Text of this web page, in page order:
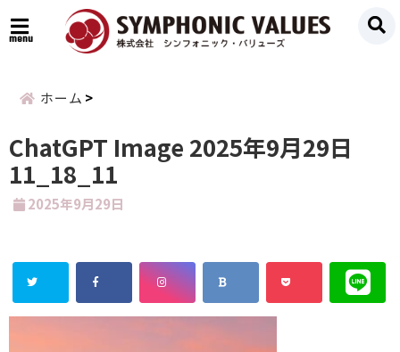
menu
ホーム
ChatGPT Image 2025年9月29日
11_18_11
2025年9月29日